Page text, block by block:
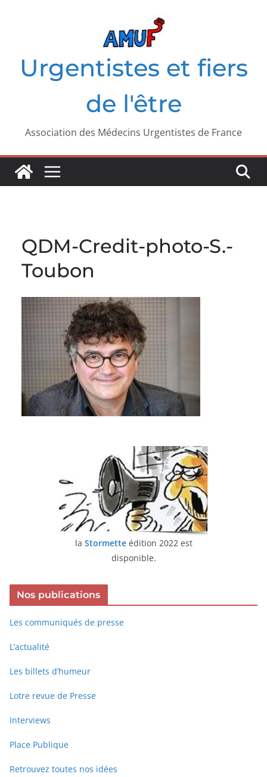
Urgentistes et fiers
de l'être
Association des Médecins Urgentistes de France
QDM-Credit-photo-S.-
Toubon
la Stormetteédition 2022 est
disponible.
Nos publications
Les communiqués de presse
L’actualité
Les billets d’humeur
Lotre revue de Presse
Interviews
Place Publique
Retrouvez toutes nos idées